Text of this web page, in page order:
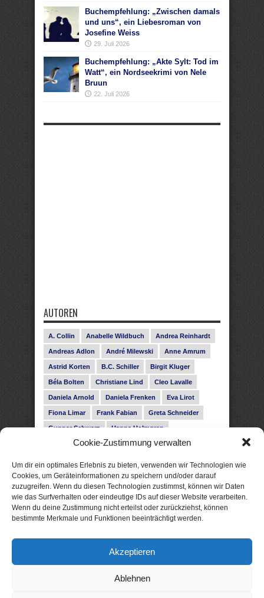
Cookie-Zustimmung verwalten
Um dir ein optimales Erlebnis zu bieten, verwenden wir Technologien wie
Cookies, um Geräteinformationen zu speichern und/oder darauf
zuzugreifen. Wenn du diesen Technologien zustimmst, können wir Daten
wie das Surfverhalten oder eindeutige IDs auf dieser Website verarbeiten.
Wenn du deine Zustimmung nicht erteilst oder zurückziehst, können
bestimmte Merkmale und Funktionen beeinträchtigt werden.
Akzeptieren
Ablehnen
Buchempfehlung: „Zwischen damals
und uns“, ein Liebesroman von
Josefine Weiss
29. Juli 2026
Buchempfehlung: „Akte Sylt: Tod im
Watt“, ein Nordseekrimi von Nele
Bruun
22. Juli 2026
AUTOREN
A. Collin Anabelle Wildbuch Andrea Reinhardt
Andreas Adlon André Milewski Anne Amrum
Astrid Korten B.C. Schiller Birgit Kluger
Béla Bolten Christiane Lind Cleo Lavalle
Daniela Arnold Daniela Frenken Eva Lirot
Fiona Limar Frank Fabian Greta Schneider
Gunnar Schwarz Hanna Holmgren
Heike Fröhling Ina Glahe Ivo Pala J. Vellguth
Leonie Haubrich Lilly Labord Livia Pipes
Malin Blunk Marcus Hünnebeck Martin Krist
Melisa Schwermer Nele Bruun Nika Lubitsch
Noah Fitz Nora Amelie René Junge
Subina Giuletti